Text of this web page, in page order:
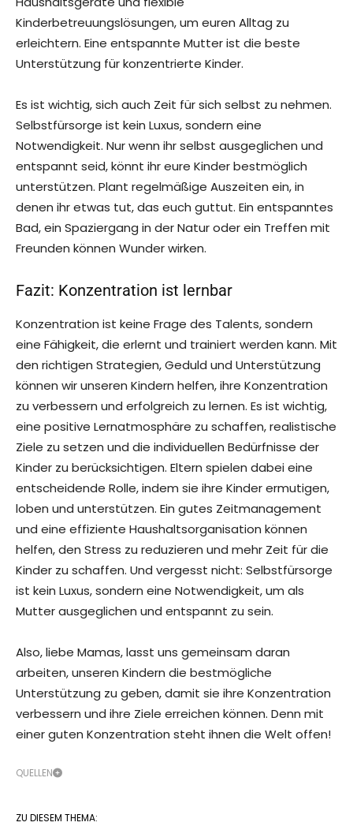
Kinderbetreuungslösungen, um euren Alltag zu
erleichtern. Eine entspannte Mutter ist die beste
Unterstützung für konzentrierte Kinder.
Es ist wichtig, sich auch Zeit für sich selbst zu nehmen.
Selbstfürsorge ist kein Luxus, sondern eine
Notwendigkeit. Nur wenn ihr selbst ausgeglichen und
entspannt seid, könnt ihr eure Kinder bestmöglich
unterstützen. Plant regelmäßige Auszeiten ein, in
denen ihr etwas tut, das euch guttut. Ein entspanntes
Bad, ein Spaziergang in der Natur oder ein Treffen mit
Freunden können Wunder wirken.
Fazit: Konzentration ist lernbar
Konzentration ist keine Frage des Talents, sondern
eine Fähigkeit, die erlernt und trainiert werden kann. Mit
den richtigen Strategien, Geduld und Unterstützung
können wir unseren Kindern helfen, ihre Konzentration
zu verbessern und erfolgreich zu lernen. Es ist wichtig,
eine positive Lernatmosphäre zu schaffen, realistische
Ziele zu setzen und die individuellen Bedürfnisse der
Kinder zu berücksichtigen. Eltern spielen dabei eine
entscheidende Rolle, indem sie ihre Kinder ermutigen,
loben und unterstützen. Ein gutes Zeitmanagement
und eine effiziente Haushaltsorganisation können
helfen, den Stress zu reduzieren und mehr Zeit für die
Kinder zu schaffen. Und vergesst nicht: Selbstfürsorge
ist kein Luxus, sondern eine Notwendigkeit, um als
Mutter ausgeglichen und entspannt zu sein.
Also, liebe Mamas, lasst uns gemeinsam daran
arbeiten, unseren Kindern die bestmögliche
Unterstützung zu geben, damit sie ihre Konzentration
verbessern und ihre Ziele erreichen können. Denn mit
einer guten Konzentration steht ihnen die Welt offen!
QUELLEN
ZU DIESEM THEMA: